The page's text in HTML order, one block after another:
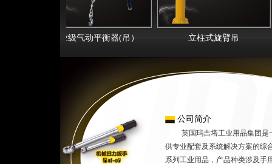
工业级气动平衡器(吊） 立柱式旋臂吊
公司简介
英国玛吉塔工业用品集团是
供专业配套及系统解决方案的综
系列工业用品，产品种类涉及手